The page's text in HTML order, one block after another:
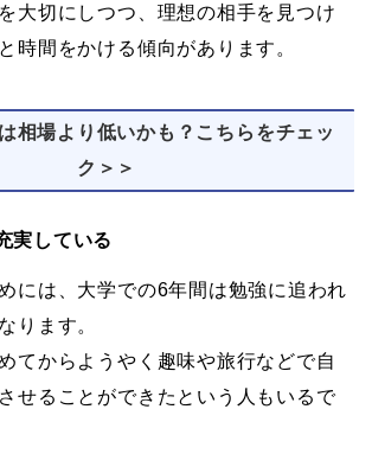
大切にしつつ、理想の相手を見つけ
時間をかける傾向があります。
相場より低いかも？こちらをチェッ
ク＞＞
実している
には、大学での6年間は勉強に追われ
ります。
てからようやく趣味や旅行などで自
せることができたという人もいるで